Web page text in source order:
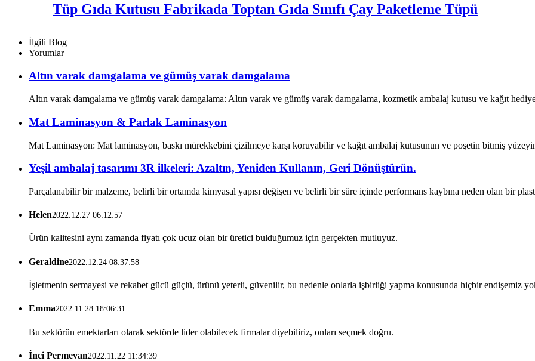
Tüp Gıda Kutusu Fabrikada Toptan Gıda Sınıfı Çay Paketleme Tüpü
İlgili Blog
Yorumlar
Altın varak damgalama ve gümüş varak damgalama
Altın varak damgalama ve gümüş varak damgalama: Altın varak ve gümüş varak damgalama, kozmetik ambalaj kutusu ve kağıt
Mat Laminasyon & Parlak Laminasyon
Mat Laminasyon: Mat laminasyon, baskı mürekkebini çizilmeye karşı koruyabilir ve kağıt ambalaj kutusunun ve poşetin bitmiş
Yeşil ambalaj tasarımı 3R ilkeleri: Azaltın, Yeniden Kullanın, Geri Dönüştürün.
Parçalanabilir bir malzeme, belirli bir ortamda kimyasal yapısı değişen ve belirli bir süre içinde performans kaybına neden olan bir
Helen2022.12.27 06:12:57
Ürün kalitesini aynı zamanda fiyatı çok ucuz olan bir üretici bulduğumuz için gerçekten mutluyuz.
Geraldine2022.12.24 08:37:58
İşletmenin sermayesi ve rekabet gücü güçlü, ürünü yeterli, güvenilir, bu nedenle onlarla işbirliği yapma konusunda hiçbir endişemiz
Emma2022.11.28 18:06:31
Bu sektörün emektarları olarak sektörde lider olabilecek firmalar diyebiliriz, onları seçmek doğru.
İnci Permevan2022.11.22 11:34:39